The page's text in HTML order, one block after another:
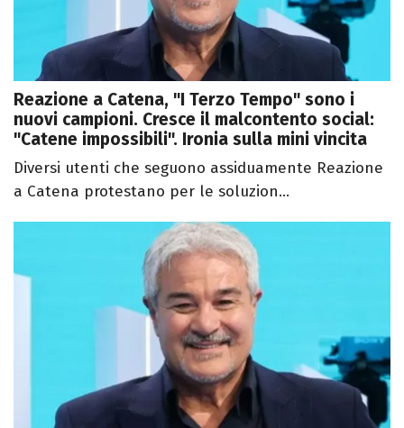
Reazione a Catena, "I Terzo Tempo" sono i
nuovi campioni. Cresce il malcontento social:
"Catene impossibili". Ironia sulla mini vincita
Diversi utenti che seguono assiduamente Reazione
a Catena protestano per le soluzion...